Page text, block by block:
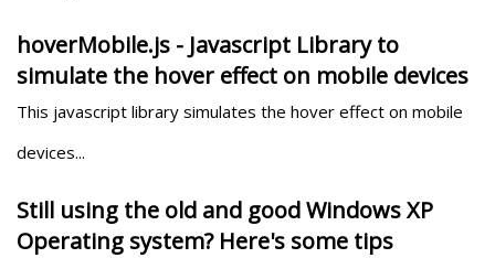
hoverMobile.js - Javascript Library to
simulate the hover effect on mobile devices
This javascript library simulates the hover effect on mobile
devices...
Still using the old and good Windows XP
Operating system? Here's some tips